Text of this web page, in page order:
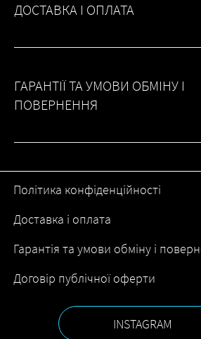
ДОСТАВКА І ОПЛАТА
ГАРАНТІЇ ТА УМОВИ ОБМІНУ І
ПОВЕРНЕННЯ
Доставка і оплата
Політика конфіденційності
Договір публічної оферти
Гарантія та умови обміну і
INSTAGRAM